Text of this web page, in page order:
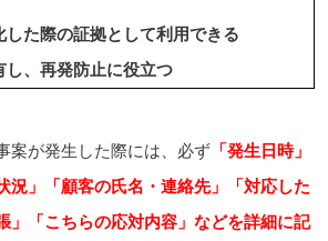
した際の証拠として利用できる
し、再発防止に役立つ
案が発生した際には、必ず 「発生日時」
況」「顧客の氏名・連絡先」「対応した
」「こちらの応対内容」などを詳細に記